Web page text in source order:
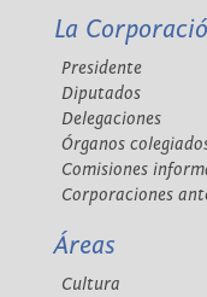
La
Presidente
Diputados
Delegaciones
Órganos
Comisiones
Corporaciones
Áreas
Cultura